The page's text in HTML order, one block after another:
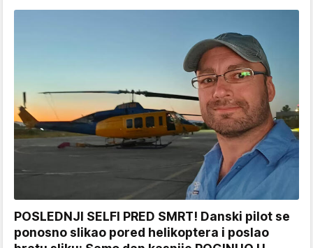
POSLEDNJI SELFI PRED SMRT! Danski pilot se
ponosno slikao pored helikoptera i poslao